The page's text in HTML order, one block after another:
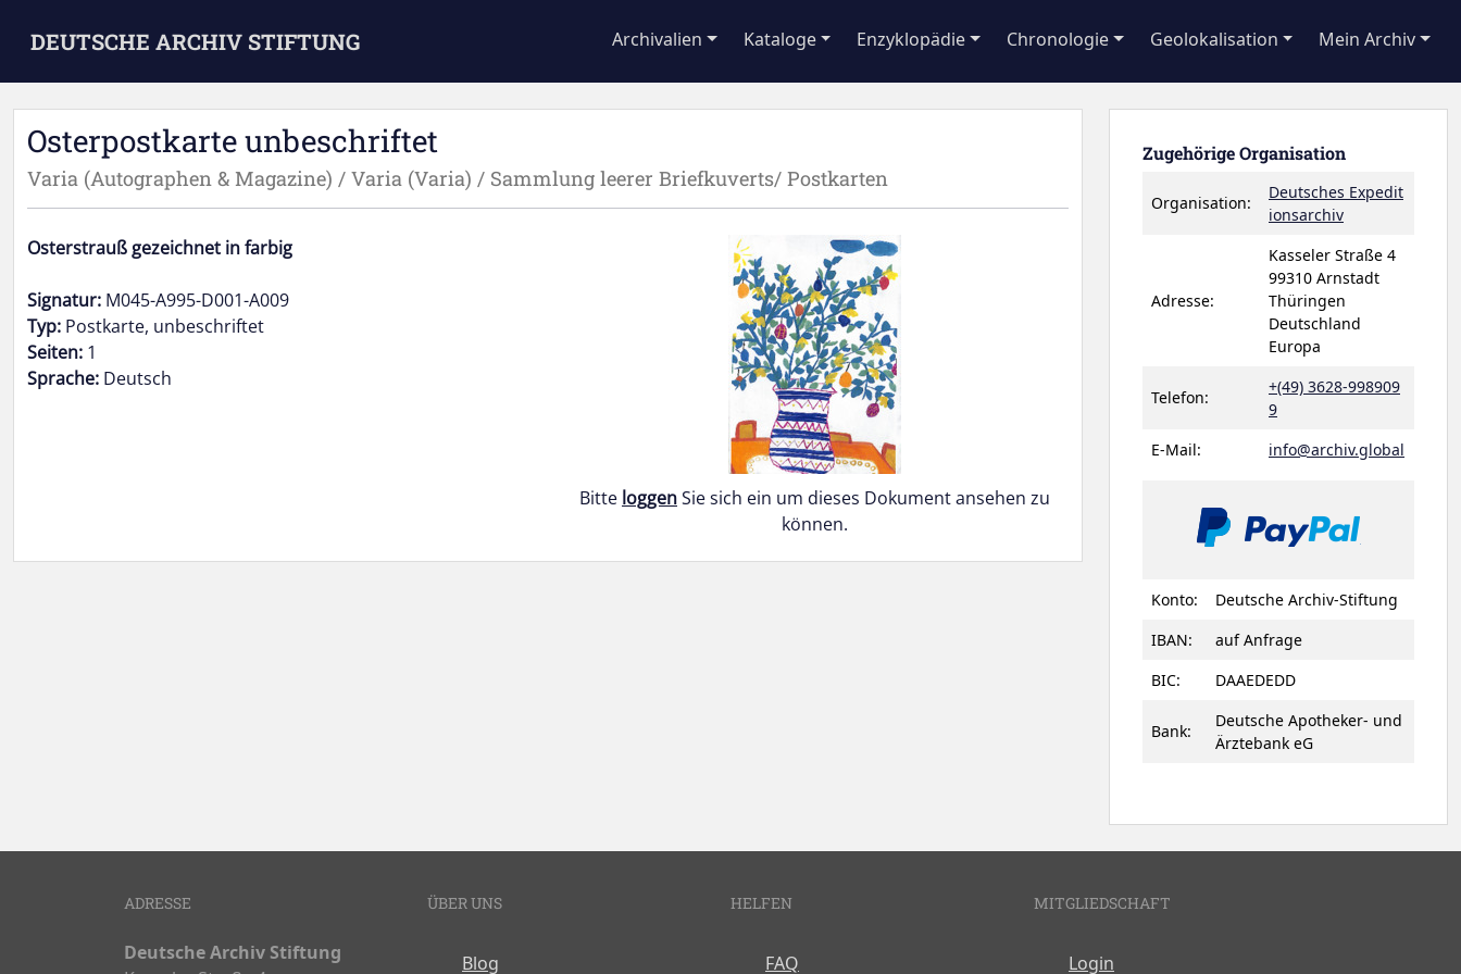
DEUTSCHE ARCHIV STIFTUNG Archivalien Kataloge Enzyklopädie Chronologie Geolokalisation Mein Archiv
Osterpostkarte unbeschriftet
Varia (Autographen & Magazine) / Varia (Varia) / Sammlung leerer Briefkuverts/ Postkarten
Osterstrauß gezeichnet in farbig
Signatur: M045-A995-D001-A009
Typ: Postkarte, unbeschriftet
Seiten: 1
Sprache: Deutsch
Bitte loggenSie sich ein um dieses Dokument ansehen zu
können.
Doukmente-Navigation
Zugehörige Organisation
Organisation:
Deutsches Expedit
ionsarchiv
Adresse:
Kasseler Straße 4
99310 Arnstadt
Thüringen
Deutschland
Europa
Telefon:
+(49) 3628-998909
9
E-Mail:
info@archiv.global
Konto:
Deutsche Archiv-Stiftung
IBAN:
auf Anfrage
BIC:
DAAEDEDD
Bank:
Deutsche Apotheker- und
Ärztebank eG
ADRESSE
Deutsche Archiv Stiftung
ÜBER UNS
Blog
HELFEN
FAQ
MITGLIEDSCHAFT
Login